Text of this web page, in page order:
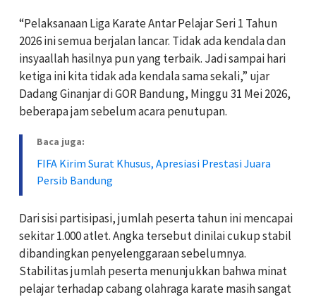
“Pelaksanaan Liga Karate Antar Pelajar Seri 1 Tahun
2026 ini semua berjalan lancar. Tidak ada kendala dan
insyaallah hasilnya pun yang terbaik. Jadi sampai hari
ketiga ini kita tidak ada kendala sama sekali,” ujar
Dadang Ginanjar di GOR Bandung, Minggu 31 Mei 2026,
beberapa jam sebelum acara penutupan.
Baca juga:
FIFA Kirim Surat Khusus, Apresiasi Prestasi Juara
Persib Bandung
Dari sisi partisipasi, jumlah peserta tahun ini mencapai
sekitar 1.000 atlet. Angka tersebut dinilai cukup stabil
dibandingkan penyelenggaraan sebelumnya.
Stabilitas jumlah peserta menunjukkan bahwa minat
pelajar terhadap cabang olahraga karate masih sangat